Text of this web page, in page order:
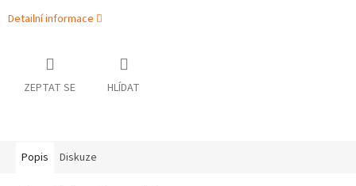
Detailní informace
ZEPTAT SE HLÍDAT
Popis Diskuze